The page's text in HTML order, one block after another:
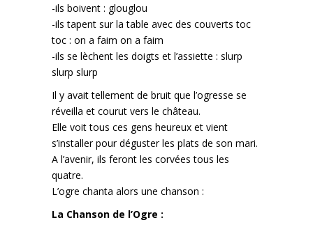
-ils boivent : glouglou
-ils tapent sur la table avec des couverts toc
toc : on a faim on a faim
-ils se lèchent les doigts et l’assiette : slurp
slurp slurp
Il y avait tellement de bruit que l’ogresse se
réveilla et courut vers le château.
Elle voit tous ces gens heureux et vient
s’installer pour déguster les plats de son mari.
A l’avenir, ils feront les corvées tous les
quatre.
L’ogre chanta alors une chanson :
La Chanson de l’Ogre :